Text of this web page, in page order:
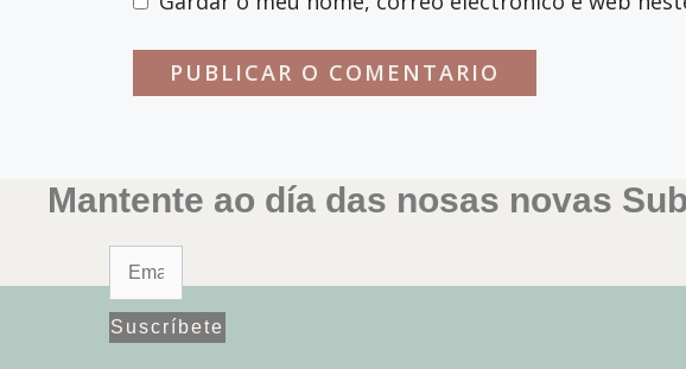
Mantente ao día das nosas novas
Suscríbete